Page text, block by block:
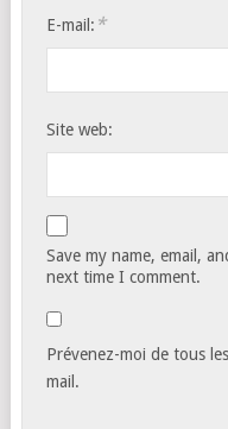
E-mail: *
Site web:
Save my name, email,
next time I comment.
Prévenez-moi de tous
mail.